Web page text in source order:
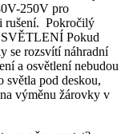
250V pro
rušení. Pokročilý
Pokud
se rozsvítí náhradní
a osvětlení nebudou
pod deskou,
výměnu žárovky v